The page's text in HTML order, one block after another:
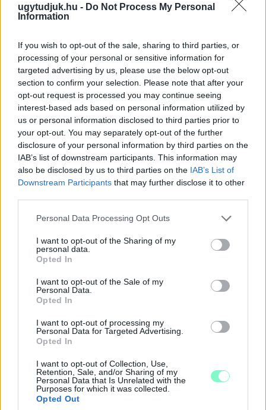
ugytudjuk.hu - Do Not Process My Personal
Information
If you wish to opt-out of the sale, sharing to third parties, or
processing of your personal or sensitive information for
targeted advertising by us, please use the below opt-out
section to confirm your selection. Please note that after your
opt-out request is processed you may continue seeing
interest-based ads based on personal information utilized by
us or personal information disclosed to third parties prior to
your opt-out. You may separately opt-out of the further
disclosure of your personal information by third parties on the
IAB’s list of downstream participants. This information may
also be disclosed by us to third parties on the IAB’s List of
Downstream Participants that may further disclose it to other
Please note that this website/app uses one or more Google
not limited to your visit or usage behaviour. You may click to
grant or deny consent to Google and its third-party tags to
use your data for below specified purposes in below Google
consent section.
Personal Data Processing Opt Outs
I want to opt-out of the Sharing of my
personal data.
Opted In
I want to opt-out of the Sale of my
Personal Data.
Opted In
I want to opt-out of processing my
Personal Data for Targeted Advertising.
Opted In
I want to opt-out of Collection, Use,
Retention, Sale, and/or Sharing of my
Personal Data that Is Unrelated with the
Purposes for which it was collected.
Opted Out
A „Zenélő piac” című különleges koncerttel szeptember 7-én
zenével.
Szólj hozzá!
PERL, VÁRADI ÉS TANOH DEZ IS OTT VAN A FÉRFI
KOSÁRLABDA-VÁLOGATOTT SZŰKÍTETT
KERETÉBEN
Észtország, Szlovénia és Svédország következik.